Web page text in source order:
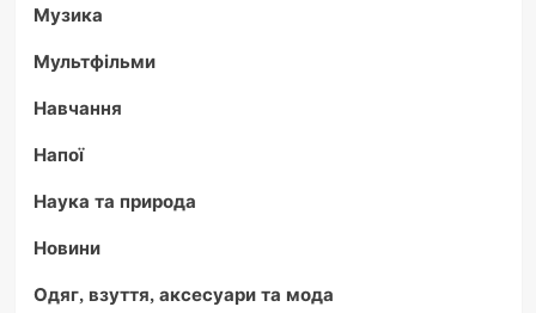
Музика
Мультфільми
Навчання
Напої
Наука та природа
Новини
Одяг, взуття, аксесуари та мода